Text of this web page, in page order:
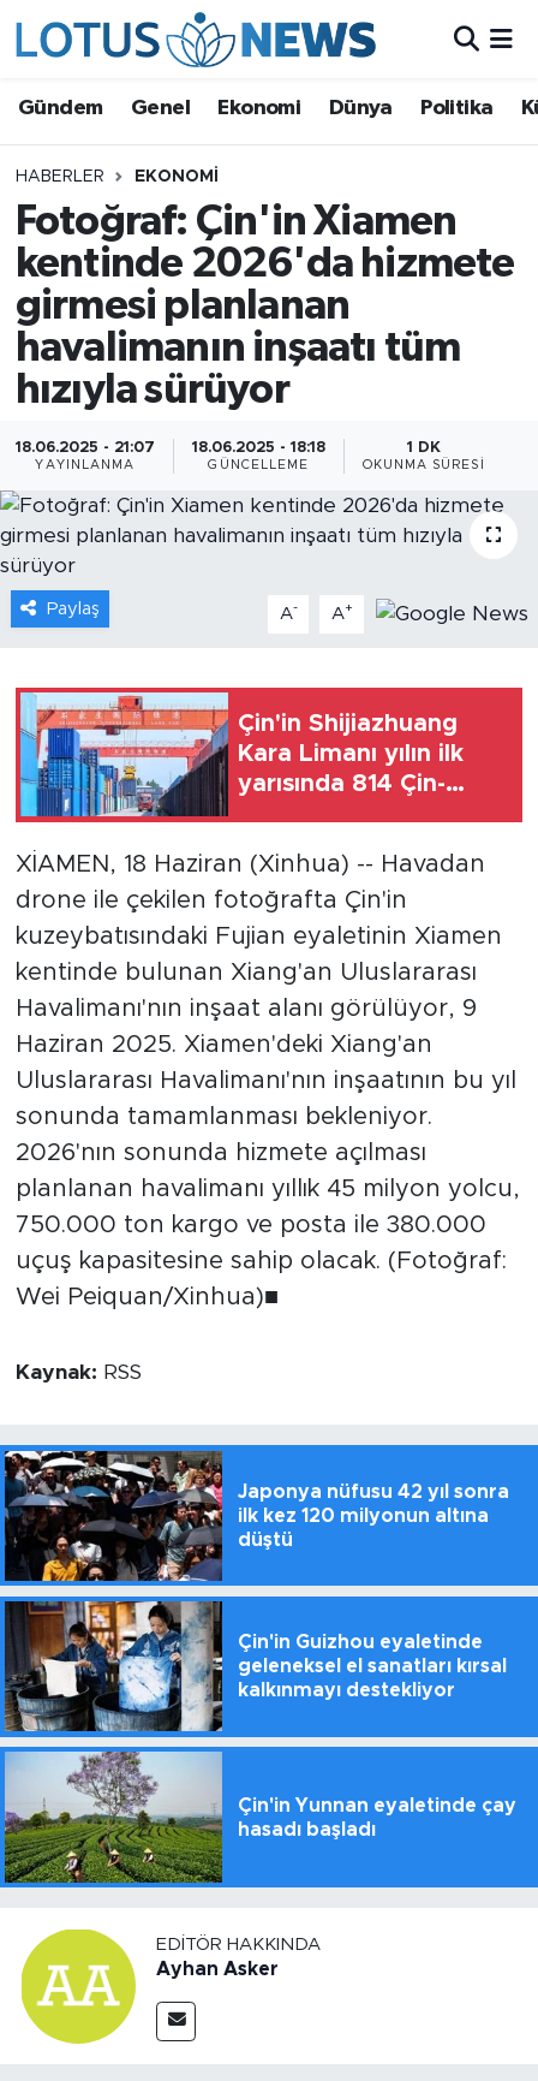
Gündem Genel Ekonomi Dünya Politika
HABERLER EKONOMI
Fotoğraf: Çin'in Xiamen
kentinde 2026'da hizmete
girmesi planlanan
havalimanın inşaatı tüm
hızıyla sürüyor
18.06.2025 - 21:07
YAYINLANMA
18.06.2025 - 18:18
GÜNCELLEME
1 DK
OKUNMA SÜRESI
Paylaş A- A+
Çin'in Shijiazhuang
Kara Limanı yılın ilk
yarısında 814 Çin-
seferine hizmet verdi
XİAMEN, 18 Haziran (Xinhua) -- Havadan
drone ile çekilen fotoğrafta Çin'in
kuzeybatısındaki Fujian eyaletinin Xiamen
kentinde bulunan Xiang'an Uluslararası
Havalimanı'nın inşaat alanı görülüyor, 9
Haziran 2025. Xiamen'deki Xiang'an
Uluslararası Havalimanı'nın inşaatının bu yıl
sonunda tamamlanması bekleniyor.
2026'nın sonunda hizmete açılması
planlanan havalimanı yıllık 45 milyon yolcu,
750.000 ton kargo ve posta ile 380.000
uçuş kapasitesine sahip olacak. (Fotoğraf:
Wei Peiquan/Xinhua)■
Kaynak: RSS
Japonya nüfusu 42 yıl sonra
ilk kez 120 milyonun altına
düştü
Çin'in Guizhou eyaletinde
geleneksel el sanatları kırsal
kalkınmayı destekliyor
Çin'in Yunnan eyaletinde çay
hasadı başladı
EDITÖR HAKKINDA
Ayhan Asker
Ekonomi
Dünya
Politika
Kültür - Sanat ve Tarih
Yaşam
Bilim ve Teknoloji
Çin Fuarları
Sağlık
Foto Haber
Xinhua
Xinhua Türkiye
Seyahat